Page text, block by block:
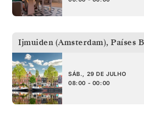
Ijmuiden (Amsterdam), Países
SÁB., 29 DE JULHO
08:00 - 00:00